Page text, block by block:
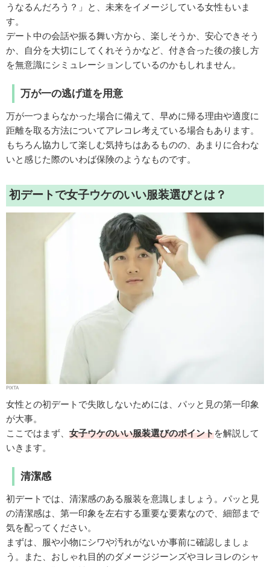
うなるんだろう？」と、未来をイメージしている女性もいま
す。
デート中の会話や振る舞い方から、楽しそうか、安心できそう
か、自分を大切にしてくれそうかなど、付き合った後の接し方
を無意識にシミュレーションしているのかもしれません。
万が一の逃げ道を用意
万が一つまらなかった場合に備えて、早めに帰る理由や適度に
距離を取る方法についてアレコレ考えている場合もあります。
もちろん協力して楽しむ気持ちはあるものの、あまりに合わな
いと感じた際のいわば保険のようなものです。
初デートで女子ウケのいい服装選びとは？
PIXTA
女性との初デートで失敗しないためには、パッと見の第一印象
が大事。
ここではまず、 女子ウケのいい服装選びのポイントを解説して
いきます。
清潔感
初デートでは、清潔感のある服装を意識しましょう。パッと見
の清潔感は、第一印象を左右する重要な要素なので、細部まで
気を配ってください。
まずは、服や小物にシワや汚れがないか事前に確認しましょ
う。また、おしゃれ目的のダメージジーンズやヨレヨレのシャ